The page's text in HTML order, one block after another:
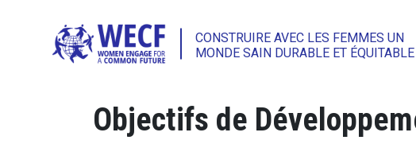
CONSTRUIRE AVEC LES FEMMES UN
MONDE SAIN DURABLE ET ÉQUITABLE
Objectifs de